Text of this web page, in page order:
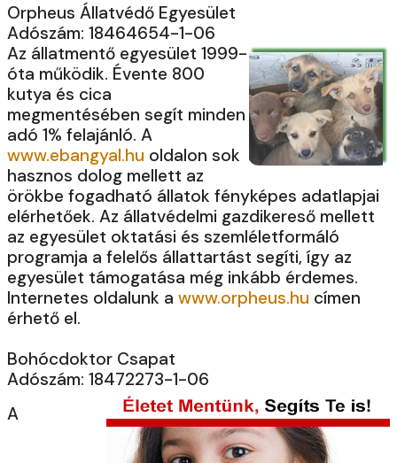
Orpheus Állatvédő Egyesület
Adószám: 18464654-1-06
Az állatmentő egyesület 1999-
óta működik. Évente 800
kutya és cica
megmentésében segít minden
adó 1% felajánló. A
www.ebangyal.hu oldalon sok
hasznos dolog mellett az
örökbe fogadható állatok fényképes adatlapjai
elérhetőek. Az állatvédelmi gazdikereső mellett
az egyesület oktatási és szemléletformáló
programja a felelős állattartást segíti, így az
egyesület támogatása még inkább érdemes.
Internetes oldalunk a www.orpheus.hu címen
érhető el.
Bohócdoktor Csapat
Adószám: 18472273-1-06
A